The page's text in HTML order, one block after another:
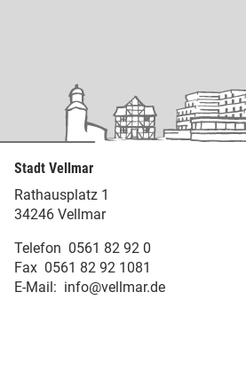
Stadt Vellmar
Rathausplatz 1
34246 Vellmar
Telefon 0561 82 92 0
Fax 0561 82 92 1081
E-Mail: info@vellmar.de